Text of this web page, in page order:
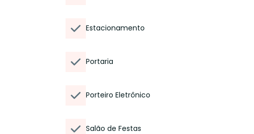
Estacionamento
Portaria
Porteiro Eletrônico
Salão de Festas